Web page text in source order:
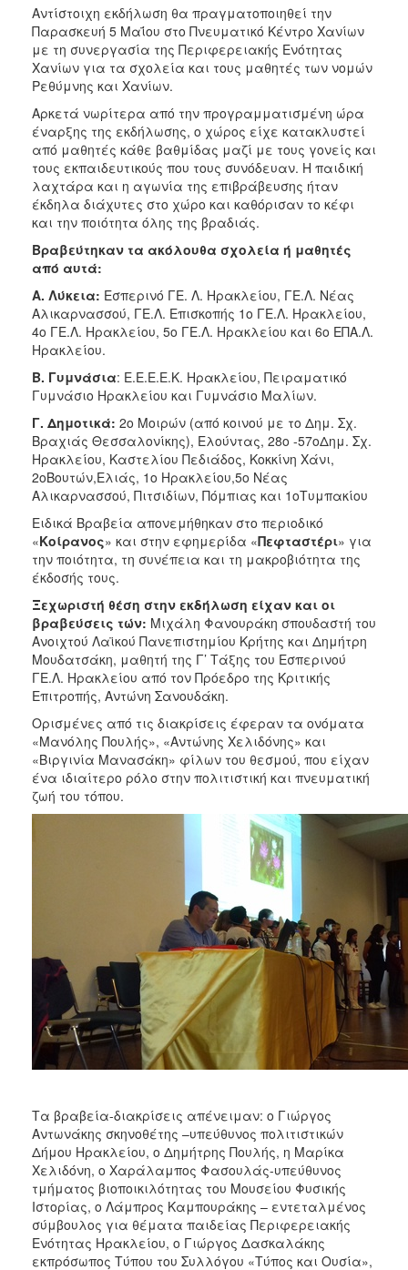
Αντίστοιχη εκδήλωση θα πραγματοποιηθεί την
Παρασκευή 5 Μαΐου στο Πνευματικό Κέντρο Χανίων
με τη συνεργασία της Περιφερειακής Ενότητας
Χανίων για τα σχολεία και τους μαθητές των νομών
Ρεθύμνης και Χανίων.
Αρκετά νωρίτερα από την προγραμματισμένη ώρα
έναρξης της εκδήλωσης, ο χώρος είχε κατακλυστεί
από μαθητές κάθε βαθμίδας μαζί με τους γονείς και
τους εκπαιδευτικούς που τους συνόδευαν. Η παιδική
λαχτάρα και η αγωνία της επιβράβευσης ήταν
έκδηλα διάχυτες στο χώρο και καθόρισαν το κέφι
και την ποιότητα όλης της βραδιάς.
Βραβεύτηκαν τα ακόλουθα σχολεία ή μαθητές
από αυτά:
Α. Λύκεια: Εσπερινό ΓΕ. Λ. Ηρακλείου, ΓΕ.Λ. Νέας
Αλικαρνασσού, ΓΕ.Λ. Επισκοπής 1ο ΓΕ.Λ. Ηρακλείου,
4ο ΓΕ.Λ. Ηρακλείου, 5ο ΓΕ.Λ. Ηρακλείου και 6ο ΕΠΑ.Λ.
Ηρακλείου.
Β. Γυμνάσια: Ε.Ε.Ε.Ε.Κ. Ηρακλείου, Πειραματικό
Γυμνάσιο Ηρακλείου και Γυμνάσιο Μαλίων.
Γ. Δημοτικά: 2ο Μοιρών (από κοινού με το Δημ. Σχ.
Βραχιάς Θεσσαλονίκης), Ελούντας, 28ο -57οΔημ. Σχ.
Ηρακλείου, Καστελίου Πεδιάδος, Κοκκίνη Χάνι,
2οΒουτών,Ελιάς, 1ο Ηρακλείου,5ο Νέας
Αλικαρνασσού, Πιτσιδίων, Πόμπιας και 1οΤυμπακίου
Ειδικά Βραβεία απονεμήθηκαν στο περιοδικό
«Κοίρανος» και στην εφημερίδα «Πεφταστέρι» για
την ποιότητα, τη συνέπεια και τη μακροβιότητα της
έκδοσής τους.
Ξεχωριστή θέση στην εκδήλωση είχαν και οι
βραβεύσεις τών: Μιχάλη Φανουράκη σπουδαστή του
Ανοιχτού Λαϊκού Πανεπιστημίου Κρήτης και Δημήτρη
Μουδατσάκη, μαθητή της Γ’ Τάξης του Εσπερινού
ΓΕ.Λ. Ηρακλείου από τον Πρόεδρο της Κριτικής
Επιτροπής, Αντώνη Σανουδάκη.
Ορισμένες από τις διακρίσεις έφεραν τα ονόματα
«Μανόλης Πουλής», «Αντώνης Χελιδόνης» και
«Βιργινία Μανασάκη» φίλων του θεσμού, που είχαν
ένα ιδιαίτερο ρόλο στην πολιτιστική και πνευματική
ζωή του τόπου.
Τα βραβεία-διακρίσεις απένειμαν: ο Γιώργος
Αντωνάκης σκηνοθέτης –υπεύθυνος πολιτιστικών
Δήμου Ηρακλείου, ο Δημήτρης Πουλής, η Μαρίκα
Χελιδόνη, ο Χαράλαμπος Φασουλάς-υπεύθυνος
τμήματος βιοποικιλότητας του Μουσείου Φυσικής
Ιστορίας, ο Λάμπρος Καμπουράκης – εντεταλμένος
σύμβουλος για θέματα παιδείας Περιφερειακής
Ενότητας Ηρακλείου, ο Γιώργος Δασκαλάκης
εκπρόσωπος Τύπου του Συλλόγου «Τύπος και Ουσία»,